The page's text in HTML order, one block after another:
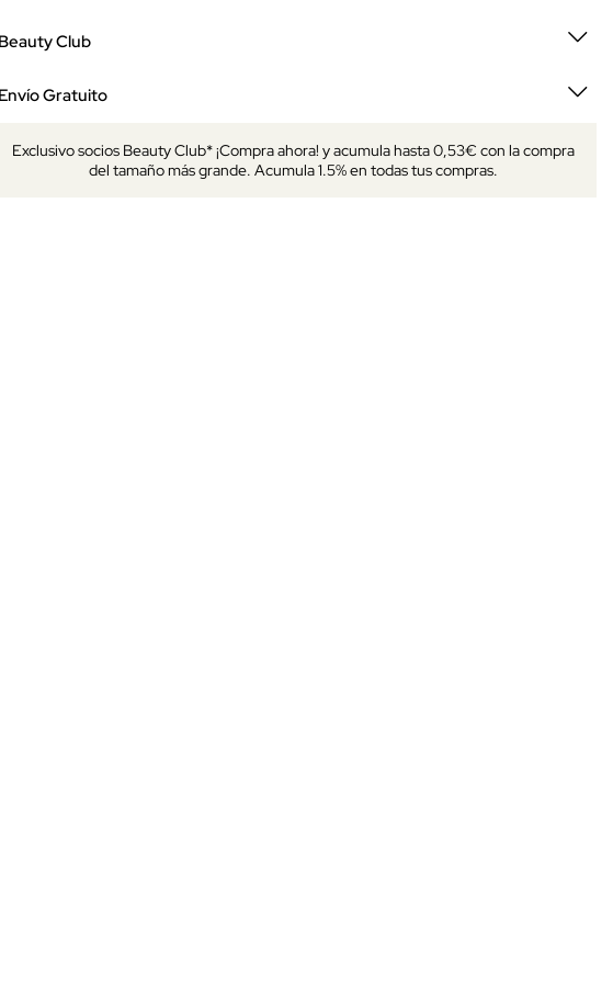
Beauty Club
Envío Gratuito
Exclusivo socios Beauty Club* ¡Compra ahora! y acumula hasta 0,53€ con la compra
del tamaño más grande. Acumula 1.5% en todas tus compras.